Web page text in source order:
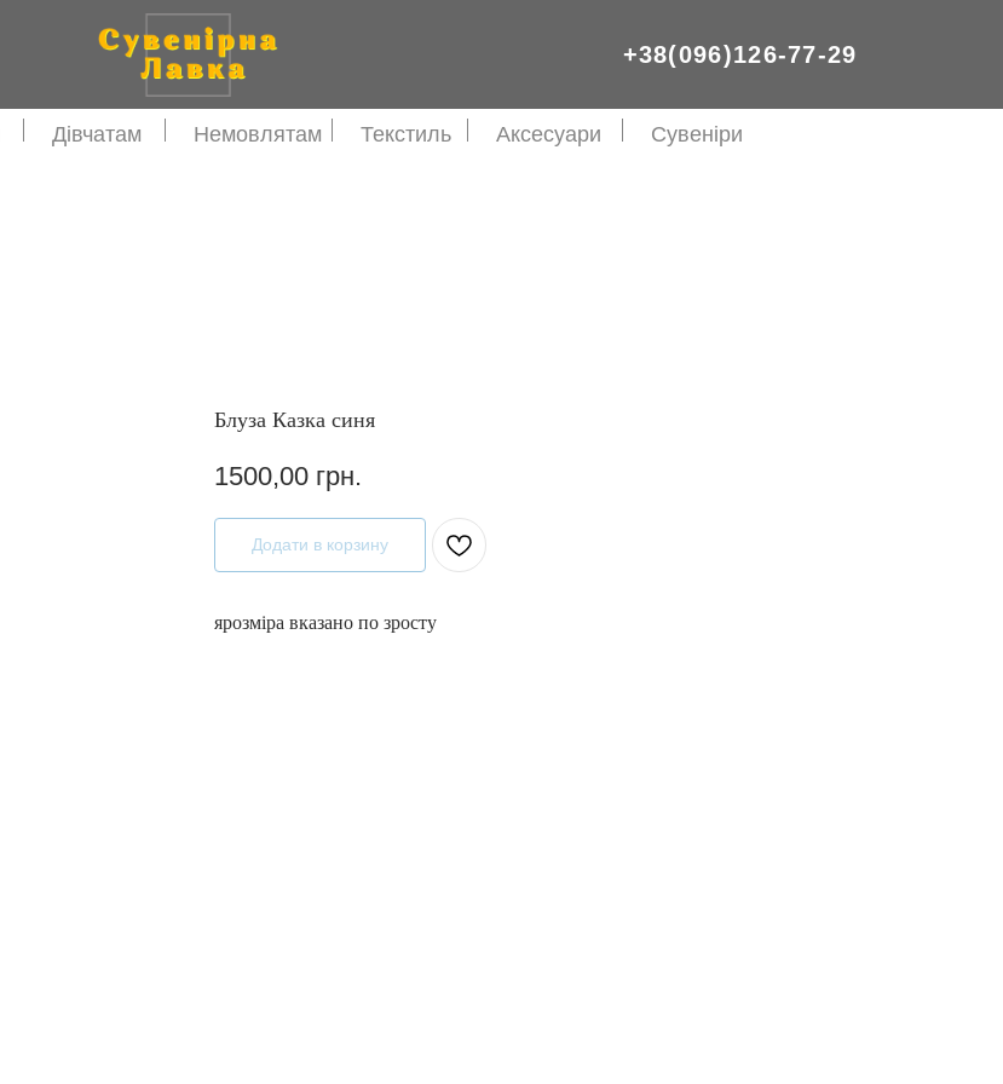
+38(096)126-77-29
Аксесуари Сувеніри
Текстиль
Немовлятам
Дівчатам
Блуза Казка синя
1500,00 грн.
Додати в корзину
ярозміра вказано по зросту